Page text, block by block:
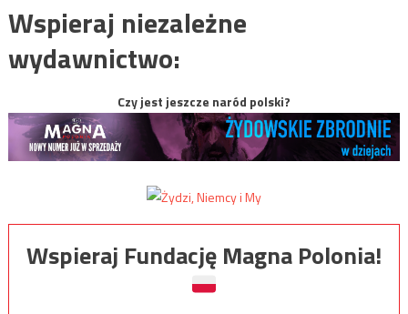
Wspieraj niezależne
wydawnictwo:
Czy jest jeszcze naród polski?
Wspieraj Fundację Magna Polonia!